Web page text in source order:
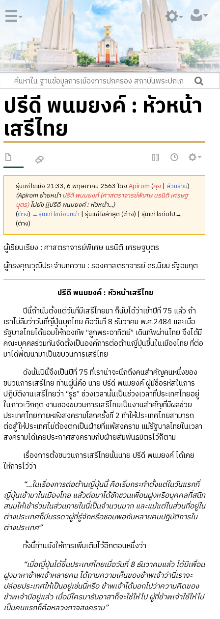
ปรีดี พนมยงค์ : หัวหน้า
เสรีไทย
รุ่นแก้ไขเมื่อ 21:33, 6 พฤษภาคม 2563 โดยApirom (คุย | ส่วนร่วม)
(Apirom ย้ายหน้าปรีดี พนมยงค์ (ศาสตราจารย์พิเศษ นรนิติ เศรษฐ
บุตร)ไปยัง [[ปรีดี พนมยงค์ : หัวหน้า...)
(ต่าง) ←รุ่นแก้ไขก่อนหน้า | รุ่นแก้ไขล่าสุด (ต่าง) | รุ่นแก้ไขถัดไป→
(ต่าง)
ผู้เรียบเรียง : ศาสตราจารย์พิเศษ นรนิติ เศรษฐบุตร
ผู้ทรงคุณวุฒิประจำบทความ : รองศาสตราจารย์ ดร.นิยม รัฐอมฤต
ปรีดี พนมยงค์ : หัวหน้าเสรีไทย
ปีนี้ถ้านับตั้งแต่วันที่มีเสรีไทยมา ก็นับได้ว่าเข้าปีที่ 75 แล้ว ถ้า
เราไม่ลืมว่าวันที่ญี่ปุ่นบุกไทย คือวันที่ 8 ธันวาคม พ.ศ.2484 และเมื่อ
รัฐบาลไทยได้ยอมให้กองทัพ “ลูกพระอาทิตย์” เดินทัพผ่านไทย จึงได้มี
คณะบุคคลร่วมกันจัดตั้งเป็นองค์การต่อต้านญี่ปุ่นขึ้นในเมืองไทย ที่ต่อ
มาได้พัฒนามาเป็นขบวนการเสรีไทย
ดังนั้นปีนี้จึงเป็นปีที่ 75 ที่เราน่าจะนึกถึงคนสำคัญคนหนึ่งของ
ขบวนการเสรีไทย ท่านผู้นี้คือ นาย ปรีดี พนมยงค์ ผู้มีชื่อรหัสในการ
ปฏิบัติงานเสรีไทยว่า “รูธ” ช่วงเวลานั้นเป็นช่วงเวลาที่ประเทศไทยอยู่
ในภาวะวิกฤต งานของขบวนการเสรีไทยเป็นงานสำคัญที่มีผลช่วย
ประเทศไทยภายหลังสงครามโลกครั้งที่ 2 ทำให้ประเทศไทยสามารถ
ต่อสู้ให้ประเทศไม่ต้องตกเป็นฝ่ายที่แพ้สงคราม แม้รัฐบาลไทยในเวลา
สงครามได้เคยประกาศสงครามกับฝ่ายสัมพันธมิตรไว้ก็ตาม
เรื่องการตั้งขบวนการเสรีไทยนั้นนาย ปรีดี พนมยงค์ ได้เคย
ให้การไว้ว่า
“...ในเรื่องการต่อต้านญี่ปุ่นนี้ คือเริ่มกระทำตั้งแต่ในวันแรกที่
ญี่ปุ่นเข้ามาในเมืองไทย แล้วต่อมาได้ชักชวนเพื่อนฝูงหรือบุคคลที่สนิท
สนมให้เข้าร่วมในส่วนภายในนี้เป็นจำนวนมาก และแม้แต่ในส่วนที่อยู่ใน
ต่างประเทศก็มีบรรดาผู้ที่รู้จักหรือชอบพอกันหลายคนปฏิบัติการใน
ต่างประเทศ”
ทั้งนี้ท่านยังให้การเพิ่มเติมไว้อีกตอนหนึ่งว่า
“เมื่อญี่ปุ่นได้ขึ้นประเทศไทยเมื่อวันที่ 8 ธันวาคมแล้ว ได้มีเพื่อน
ฝูงมาหาข้าพเจ้าหลายคน ได้ถามความเห็นของข้าพเจ้าว่านี่เราจะ
ปล่อยประเทศให้เป็นอยู่เช่นนี้หรือ ข้าพเจ้าได้บอกไปว่าความคิดของ
ข้าพเจ้ามีอยู่แล้ว เมื่อมีใครมารับอาสาก็จะใช้ให้ไป ผู้ที่ข้าพเจ้าใช้ให้ไป
เป็นคนแรกก็คือหลวงกาจสงคราม”